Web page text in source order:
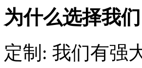
为什么选择我们
定制: 我们有强